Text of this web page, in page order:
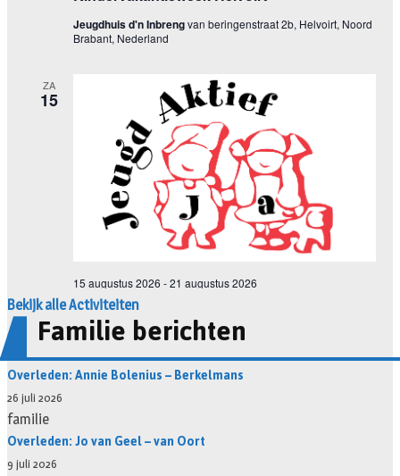
Bekijk alle Activiteiten
Familie berichten
Overleden: Annie Bolenius – Berkelmans
26 juli 2026
familie
Overleden: Jo van Geel – van Oort
9 juli 2026